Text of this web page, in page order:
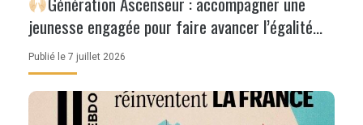
jeunesse engagée pour faire avancer l’égalité
des chances
Publié le 7 juillet 2026